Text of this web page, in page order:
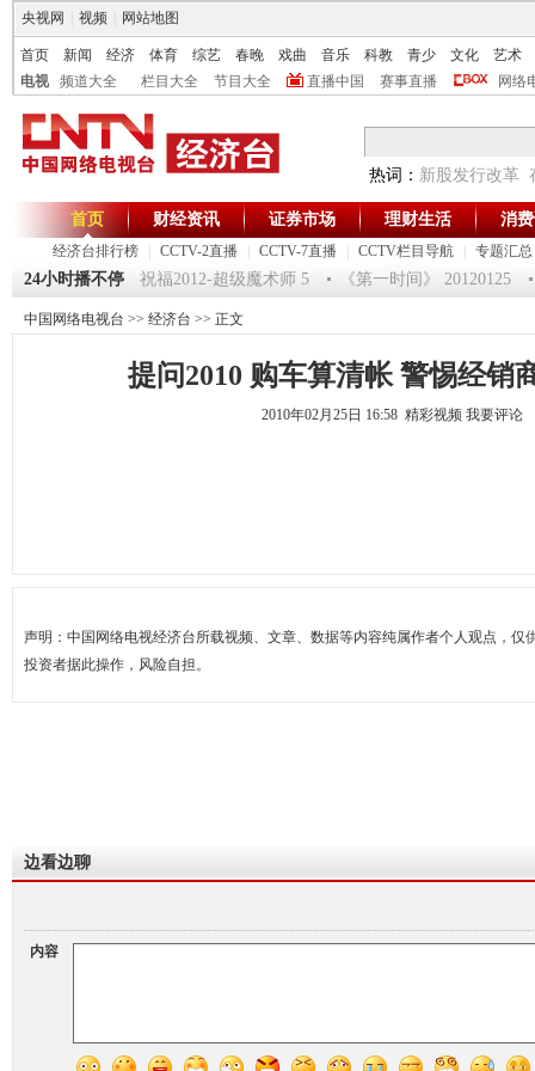
央视网 视频 网站地图
首页 新闻 经济 体育 综艺 春晚 戏曲 音乐 科教 青少 文化
艺术
电视
频道大全 栏目大全 节目大全 直播中国 赛事直播 网络
热词： 新股发行改革
首页
经济台排行榜 CCTV-2直播 CCTV-7直播 CCTV栏目导航 专题汇总
财经资讯 证券市场 理财生活 消
24小时播不停
驿站》20120125 祝福2012-超级魔术师 5 《第一时间》 20120125
中国网络电视台 >> 经济台 >> 正文
提问2010 购车算清帐 警惕经销
2010年02月25日 16:58 精彩视频 我要评论
声明：中国网络电视经济台所载视频、文章、数据等内容纯属作者个人观点，仅
投资者据此操作，风险自担。
边看边聊
内容